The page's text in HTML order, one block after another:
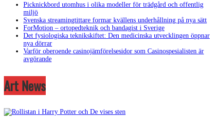
Picknickbord utomhus i olika modeller för trädgård och offentlig
miljö
Svenska streamingtittare formar kvällens underhållning på nya sätt
ForMotion – ortopedteknik och bandagist i Sverige
Det fysiologiska teknikskiftet: Den medicinska utvecklingen öppnar
nya dörrar
Varför oberoende casinojämförelsesidor som Casinospesialisten är
avgörande
Art News